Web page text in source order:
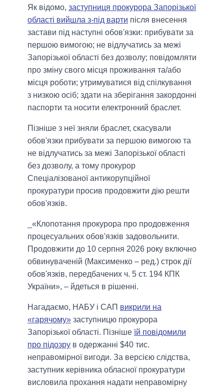
Як відомо, заступниця прокурора Запорізької
області вийшла з-під варти після внесення
застави під наступні обов'язки: прибувати за
першою вимогою; не відлучатись за межі
Запорізької області без дозволу; повідомляти
про зміну свого місця проживання та/або
місця роботи; утримуватися від спілкування
з низкою осіб; здати на зберігання закордонні
паспорти та носити електронний браслет.
Пізніше з неї зняли браслет, скасували
обов'язки прибувати за першою вимогою та
не відлучатись за межі Запорізької області
без дозволу, а тому прокурор
Спеціалізованої антикорупційної
прокуратури просив продовжити дію решти
обов'язків.
_«Клопотання прокурора про продовження
процесуальних обов'язків задовольнити.
Продовжити до 10 серпня 2026 року включно
обвинуваченій (Максименко – ред.) строк дії
обов'язків, передбачених ч. 5 ст. 194 КПК
України», – йдеться в рішенні.
Нагадаємо, НАБУ і САП викрили на
«гарячому» заступницю прокурора
Запорізької області. Пізніше їй повідомили
про підозру в одержанні $40 тис.
неправомірної вигоди. За версією слідства,
заступник керівника обласної прокуратури
висловила прохання надати неправомірну